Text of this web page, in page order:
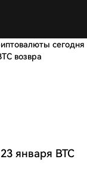
сегодня
возвра
января BTC